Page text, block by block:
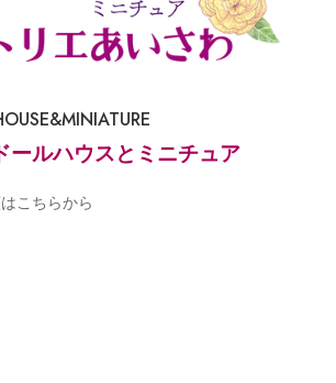
ールハウスとミニチュア
こちらから